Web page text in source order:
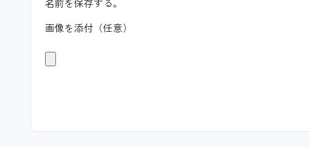
名前を保存する。
画像を添付（任意）